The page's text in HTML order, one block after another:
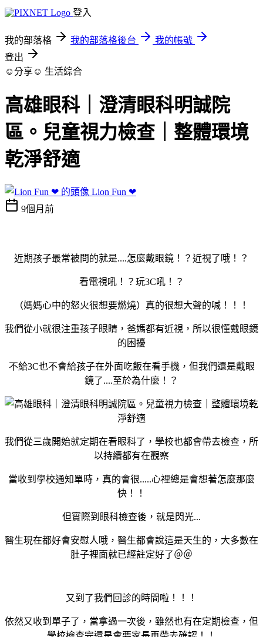
登入
我的部落格 我的部落格後台
我的帳號
登出
☺分享☺ 生活綜合
高雄眼科｜澄清眼科明誠院
區。兒童視力檢查｜整體環境
乾淨舒適
Lion Fun ❤
9個月前
近期孩子最常被問的就是....怎麼戴眼鏡！？近視了哦！？
看電視吼！？玩3C吼！？
（媽媽心中的怒火很想要燃燒） 真的很想大聲的喊！！！
我們從小就很注重孩子眼睛，爸媽都有近視，所以很懂戴眼鏡
的困擾
不給3C也不會給孩子在外面吃飯在看手機，但我們還是戴眼
鏡了....至於為什麼！？
我們從三歲開始就定期在看眼科了，學校也都會帶去檢查，所
以持續都有在觀察
當收到學校通知單時，真的會很.....心裡總是會想著怎麼那麼
快！！
但實際到眼科檢查後，就是閃光...
醫生現在都好會安慰人哦，醫生都會說這是天生的，大多數在
肚子裡面就已經註定好了＠＠
又到了我們回診的時間啦！！！
依然又收到單子了，當拿過一次後，雖然也有在定期檢查，但